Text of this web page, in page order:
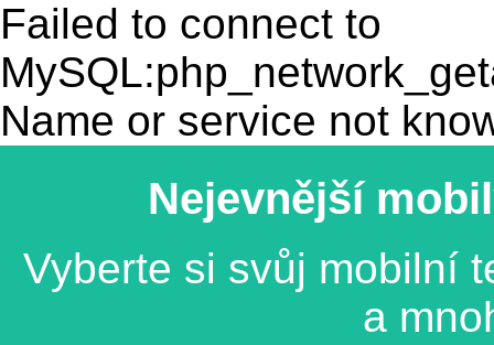
Failed to connect to
Name or service not
Nejevnější
Vyberte si svůj mobilní
a